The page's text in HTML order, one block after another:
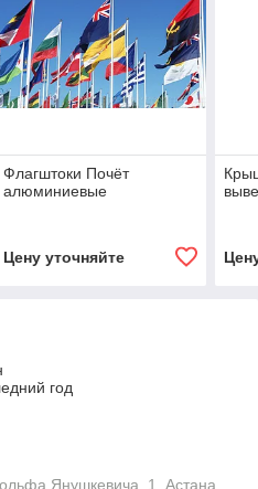
Флагштоки Почёт
алюминиевые
Цену уточняйте
год
Янушкевича, 1, Астана,